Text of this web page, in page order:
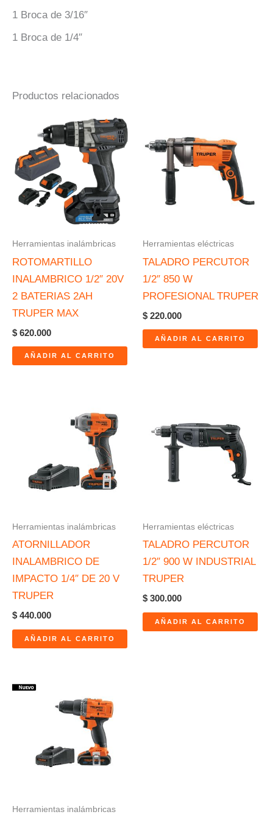
1 Broca de 3/16″
1 Broca de 1/4″
Productos relacionados
Herramientas inalámbricas
ROTOMARTILLO
INALAMBRICO 1/2″ 20V
2 BATERIAS 2AH
TRUPER MAX
$ 620.000
AÑADIR AL CARRITO
Herramientas eléctricas
TALADRO PERCUTOR
1/2″ 850 W
PROFESIONAL TRUPER
$ 220.000
AÑADIR AL CARRITO
Herramientas inalámbricas
ATORNILLADOR
INALAMBRICO DE
IMPACTO 1/4″ DE 20 V
TRUPER
$ 440.000
AÑADIR AL CARRITO
Herramientas eléctricas
TALADRO PERCUTOR
1/2″ 900 W INDUSTRIAL
TRUPER
$ 300.000
AÑADIR AL CARRITO
Herramientas inalámbricas